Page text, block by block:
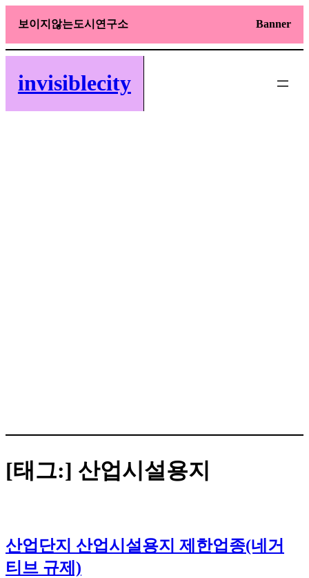
보이지않는도시연구소 Banner
invisiblecity
[태그:] 산업시설용지
산업단지 산업시설용지 제한업종(네거
티브 규제)